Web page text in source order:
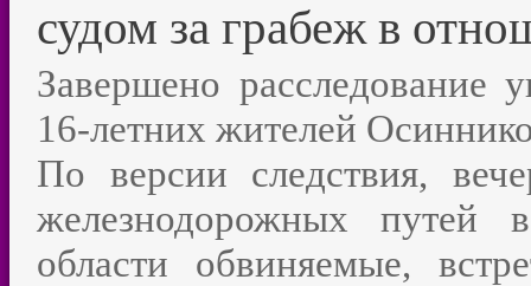
судом за грабеж в
Завершено расследование
16-летних жителей
По версии следствия,
железнодорожных путей
области обвиняемые,